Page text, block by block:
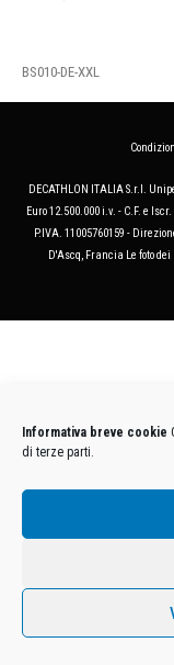
Informativa breve cookie
di terze parti.
BS010-DE-XXL
DECATHLON ITALIA S.r.l.
Euro 12.500.000 i.v. - C.F. e
P.IVA. 11005760159 -
D'Ascq, Francia Le foto